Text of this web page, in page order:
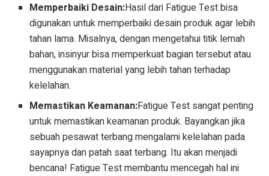
Memperbaiki Desain:Hasil dari Fatigue Test bisa
digunakan untuk memperbaiki desain produk agar lebih
tahan lama. Misalnya, dengan mengetahui titik lemah
bahan, insinyur bisa memperkuat bagian tersebut atau
menggunakan material yang lebih tahan terhadap
kelelahan.
Memastikan Keamanan:Fatigue Test sangat penting
untuk memastikan keamanan produk. Bayangkan jika
sebuah pesawat terbang mengalami kelelahan pada
sayapnya dan patah saat terbang. Itu akan menjadi
bencana! Fatigue Test membantu mencegah hal ini